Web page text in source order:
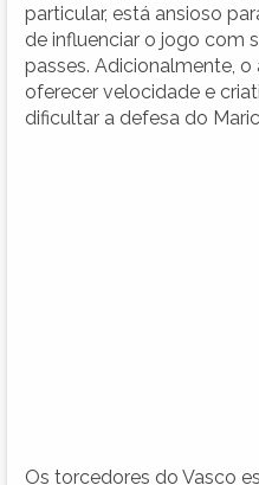
particular, está ansioso
de influenciar o jogo com
passes. Adicionalmente,
oferecer velocidade e
dificultar a defesa do
Os torcedores do Vasco